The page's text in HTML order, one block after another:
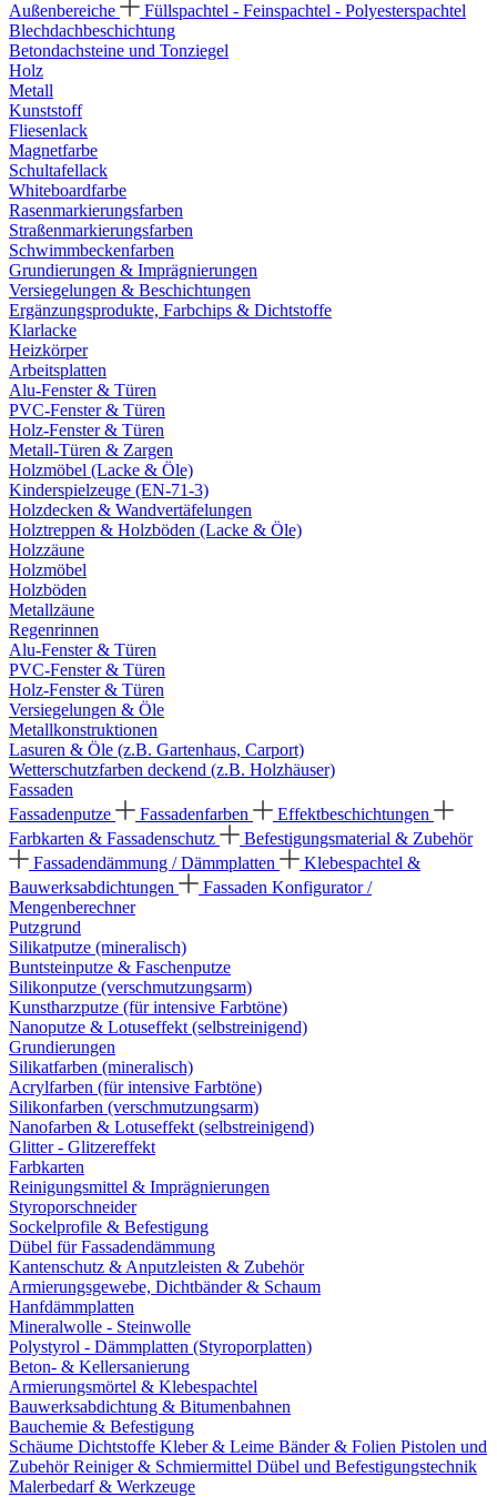
Außenbereiche
Füllspachtel - Feinspachtel - Polyesterspachtel
Blechdachbeschichtung
Betondachsteine und Tonziegel
Holz
Metall
Kunststoff
Fliesenlack
Magnetfarbe
Schultafellack
Whiteboardfarbe
Rasenmarkierungsfarben
Straßenmarkierungsfarben
Schwimmbeckenfarben
Grundierungen & Imprägnierungen
Versiegelungen & Beschichtungen
Ergänzungsprodukte, Farbchips & Dichtstoffe
Klarlacke
Heizkörper
Arbeitsplatten
Alu-Fenster & Türen
PVC-Fenster & Türen
Holz-Fenster & Türen
Metall-Türen & Zargen
Holzmöbel (Lacke & Öle)
Kinderspielzeuge (EN-71-3)
Holzdecken & Wandvertäfelungen
Holztreppen & Holzböden (Lacke & Öle)
Holzzäune
Holzmöbel
Holzböden
Metallzäune
Regenrinnen
Alu-Fenster & Türen
PVC-Fenster & Türen
Holz-Fenster & Türen
Versiegelungen & Öle
Metallkonstruktionen
Lasuren & Öle (z.B. Gartenhaus, Carport)
Wetterschutzfarben deckend (z.B. Holzhäuser)
Fassaden
Fassadenputze
Fassadenfarben
Effektbeschichtungen
Farbkarten & Fassadenschutz
Befestigungsmaterial & Zubehör
Fassadendämmung / Dämmplatten
Klebespachtel &
Bauwerksabdichtungen
Fassaden Konfigurator /
Mengenberechner
Putzgrund
Silikatputze (mineralisch)
Buntsteinputze & Faschenputze
Silikonputze (verschmutzungsarm)
Kunstharzputze (für intensive Farbtöne)
Nanoputze & Lotuseffekt (selbstreinigend)
Grundierungen
Silikatfarben (mineralisch)
Acrylfarben (für intensive Farbtöne)
Silikonfarben (verschmutzungsarm)
Nanofarben & Lotuseffekt (selbstreinigend)
Glitter - Glitzereffekt
Farbkarten
Reinigungsmittel & Imprägnierungen
Styroporschneider
Sockelprofile & Befestigung
Dübel für Fassadendämmung
Kantenschutz & Anputzleisten & Zubehör
Armierungsgewebe, Dichtbänder & Schaum
Hanfdämmplatten
Mineralwolle - Steinwolle
Polystyrol - Dämmplatten (Styroporplatten)
Beton- & Kellersanierung
Armierungsmörtel & Klebespachtel
Bauwerksabdichtung & Bitumenbahnen
Bauchemie & Befestigung
Schäume Dichtstoffe Kleber & Leime Bänder & Folien Pistolen und
ZubehörReiniger & Schmiermittel Dübel und Befestigungstechnik
Malerbedarf & Werkzeuge